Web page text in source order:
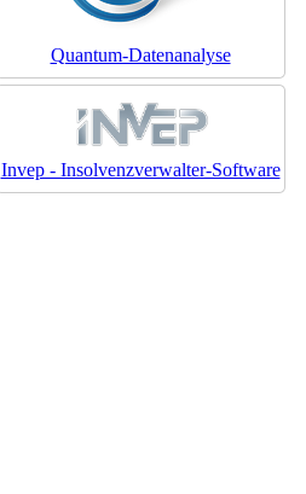
Quantum-Datenanalyse
Invep - Insolvenzverwalter-Software